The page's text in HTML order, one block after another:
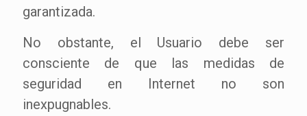
garantizada.
No obstante, el Usuario debe ser
consciente de que las medidas de
seguridad en Internet no son
inexpugnables.